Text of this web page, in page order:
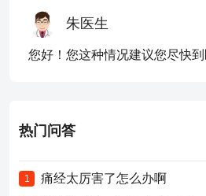
朱医生
您好！您这种情况建议您尽快到
热门问答
1 痛经太厉害了怎么办啊